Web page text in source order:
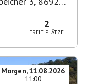
2
FREIE PLÄTZE
Morgen, 11.08.2026
11:00